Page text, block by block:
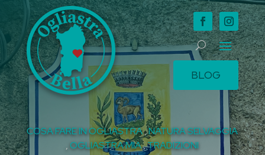
BLOG
COSA FARE IN OGLIASTRA,NATURA SELVAGGIA
,OGLIASTRA MIA,TRADIZIONI